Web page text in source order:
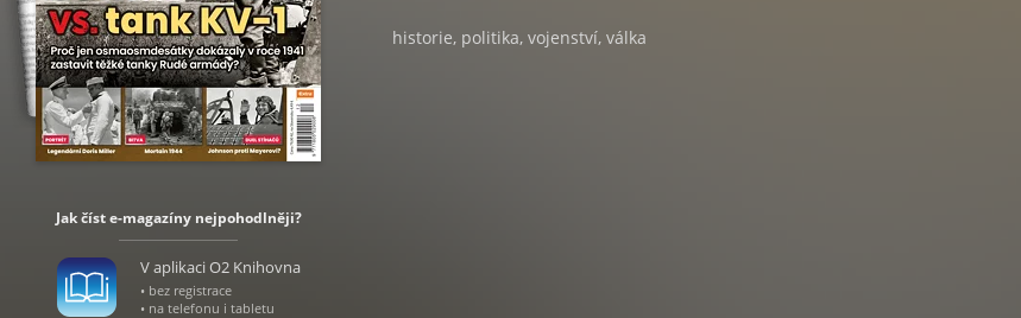
Jak číst e-magazíny nejpohodlněji?
V aplikaci O2 Knihovna
• bez registrace
• na telefonu i tabletu
historie, politika, vojenství, válka